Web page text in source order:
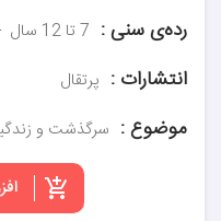
رده‌ی سنی : 7 تا 12 سال
انتشارات : پرتقال
موضوع : سرگذشت و